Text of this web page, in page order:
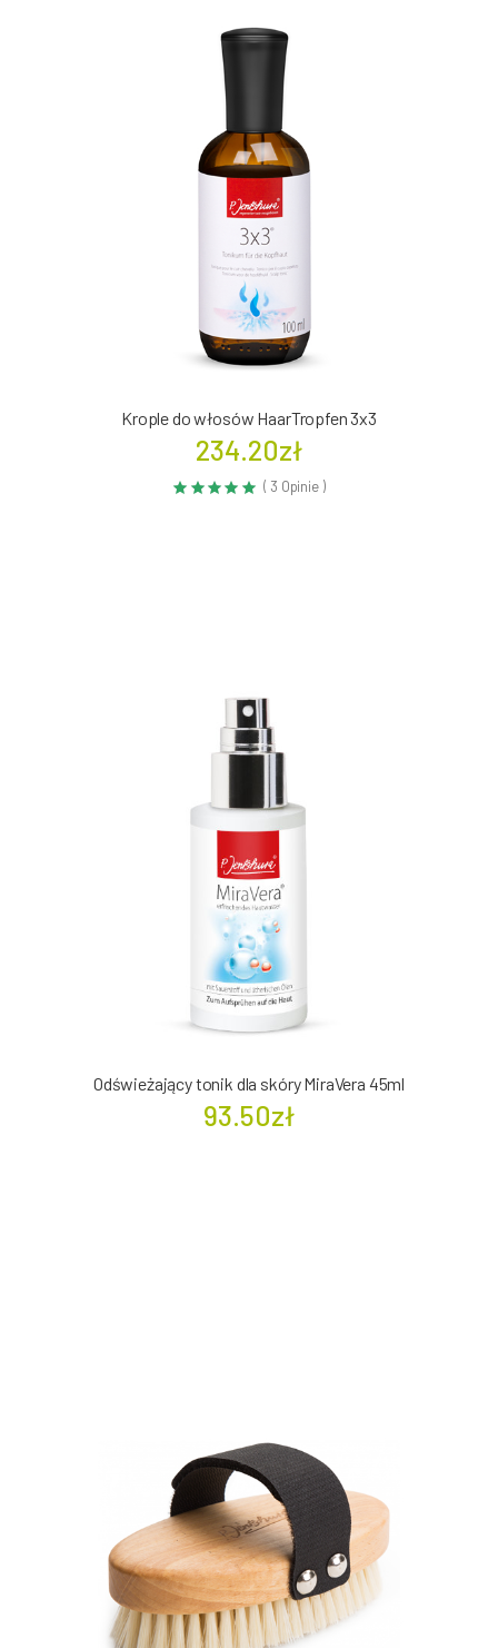
Krople do włosów HaarTropfen 3x3
234.20zł
( 3 Opinie )
Odświeżający tonik dla skóry MiraVera 45ml
93.50zł